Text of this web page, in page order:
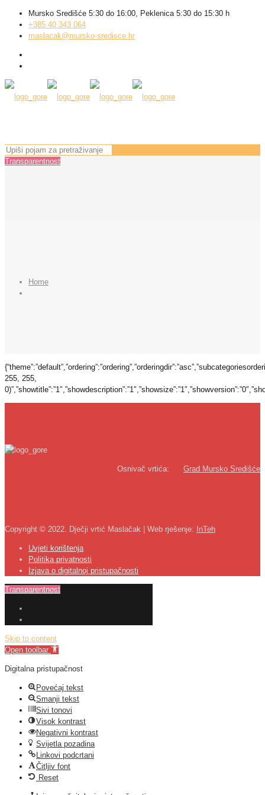
Mursko Središće 5:30 do 16:00, Peklenica 5:30 do 15:30 h
+385 40 343 064
maslacak@mursko-sredisce.hr
Transparentnost
Home
255, 255,
Osnivač vrtića: Grad Mursko Središće
Copyright © 2022. Dječji vrtić Maslačak | Web rješenje: InTeh
Uvjeti korištenja
Politika privatnosti
Izjava o digitalnoj pristupačnosti
Transparentnost
Skip to content
Open toolbar
Digitalna pristupačnost
Povećaj tekst
Smanji tekst
Sivi tonovi
Visok kontrast
Negativni kontrast
Svijetla pozadina
Linkovi podcrtani
Čitljiv font
Reset